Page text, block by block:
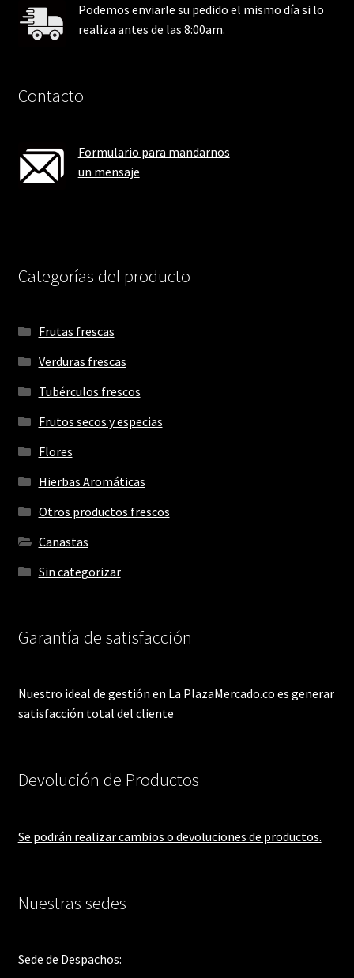
Podemos enviarle su pedido el mismo día si lo
realiza antes de las 8:00am.
Contacto
Formulario para mandarnos
un mensaje
Categorías del producto
Frutas frescas
Verduras frescas
Tubérculos frescos
Frutos secos y especias
Flores
Hierbas Aromáticas
Otros productos frescos
Canastas
Sin categorizar
Garantía de satisfacción
Nuestro ideal de gestión en La PlazaMercado.co es generar
satisfacción total del cliente
Devolución de Productos
Se podrán realizar cambios o devoluciones de productos.
Nuestras sedes
Sede de Despachos: